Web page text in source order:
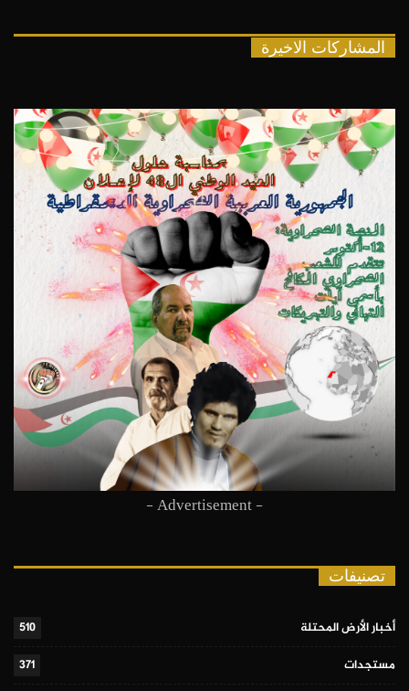
المشاركات الاخيرة
- Advertisement -
تصنيفات
أخبار الأرض المحتلة
510
مستجدات
371